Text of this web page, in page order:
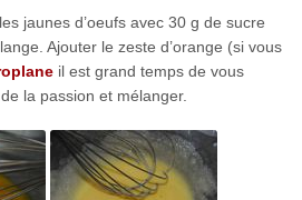
jaunes d’oeufs avec 30 g de sucre
Ajouter le zeste d’orange (si vous
il est grand temps de vous
la passion et mélanger.